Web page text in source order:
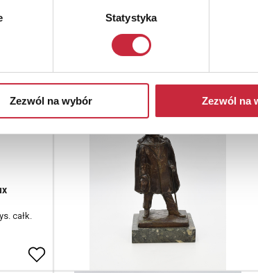
Statystyka
Zezwól na wybór Zezwól na
całk.